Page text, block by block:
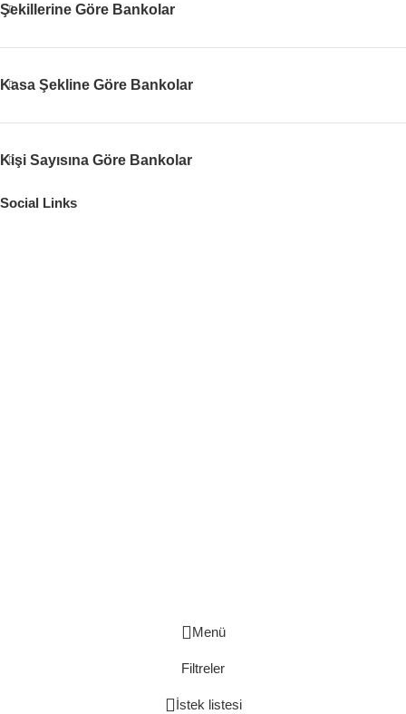
Şekillerine Göre Bankolar
Kasa Şekline Göre Bankolar
Kişi Sayısına Göre Bankolar
Social Links
Menü
Filtreler
İstek listesi